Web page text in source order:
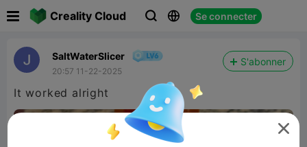
Creality Cloud   Se connecter
SaltWaterSlicer
20:57 11-22-2025
S'abonner
It worked alright
